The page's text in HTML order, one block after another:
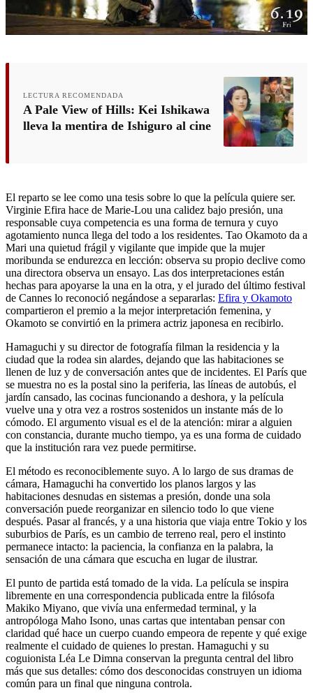
LECTURA RECOMENDADA
A Pale View of Hills: Kei Ishikawa
lleva la mentira de Ishiguro al cine
El reparto se lee como una tesis sobre lo que la película quiere ser.
Virginie Efira hace de Marie-Lou una calidez bajo presión, una
responsable cuya competencia es una forma de ternura y cuyo
agotamiento nunca llega del todo a los residentes. Tao Okamoto da a
Mari una quietud frágil y vigilante que impide que la mujer
moribunda se endurezca en lección: observa su propio declive como
una directora observa un ensayo. Las dos interpretaciones están
hechas para apoyarse la una en la otra, y el jurado del último festival
de Cannes lo reconoció negándose a separarlas: Efira y Okamoto
compartieron el premio a la mejor interpretación femenina, y
Okamoto se convirtió en la primera actriz japonesa en recibirlo.
Hamaguchi y su director de fotografía filman la residencia y la
ciudad que la rodea sin alardes, dejando que las habitaciones se
llenen de luz y de conversación antes que de incidentes. El París que
se muestra no es la postal sino la periferia, las líneas de autobús, el
jardín cansado, las cocinas funcionando a deshora, y la película
vuelve una y otra vez a rostros sostenidos un instante más de lo
cómodo. El argumento visual es el de la atención: mirar a alguien
con constancia, durante mucho tiempo, ya es una forma de cuidado
que la institución rara vez puede permitirse.
El método es reconociblemente suyo. A lo largo de sus dramas de
cámara, Hamaguchi ha convertido los planos largos y las
habitaciones desnudas en sistemas a presión, donde una sola
conversación puede reorganizar en silencio todo lo que viene
después. Pasar al francés, y a una historia que viaja entre Tokio y los
suburbios de París, es un cambio de terreno real, pero el instinto
permanece intacto: la paciencia, la confianza en la palabra, la
sensación de una cámara que escucha en lugar de ilustrar.
El punto de partida está tomado de la vida. La película se inspira
libremente en una correspondencia publicada entre la filósofa
Makiko Miyano, que vivía una enfermedad terminal, y la
antropóloga Maho Isono, unas cartas que intentaban pensar con
claridad qué hace un cuerpo cuando empeora de repente y qué exige
realmente el cuidado de quienes lo prestan. Hamaguchi y su
coguionista Léa Le Dimna conservan la pregunta central del libro
más que sus detalles: cómo dos desconocidas construyen un idioma
común para un final que ninguna controla.